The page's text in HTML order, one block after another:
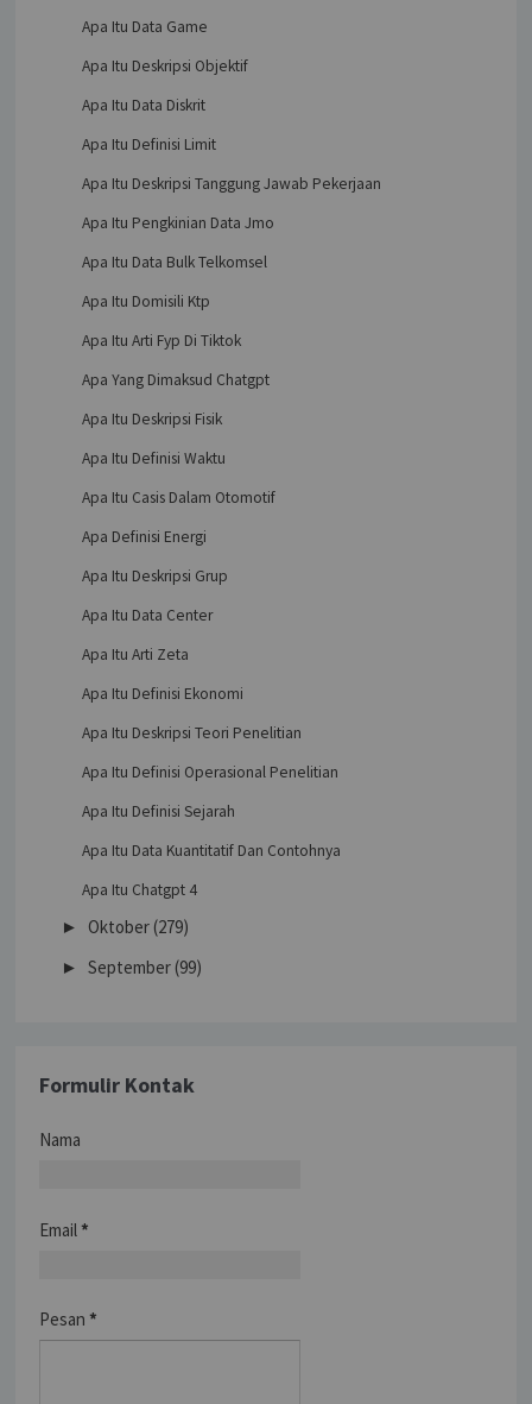
Apa Itu Data Game
Apa Itu Deskripsi Objektif
Apa Itu Data Diskrit
Apa Itu Definisi Limit
Apa Itu Deskripsi Tanggung Jawab Pekerjaan
Apa Itu Pengkinian Data Jmo
Apa Itu Data Bulk Telkomsel
Apa Itu Domisili Ktp
Apa Itu Arti Fyp Di Tiktok
Apa Yang Dimaksud Chatgpt
Apa Itu Deskripsi Fisik
Apa Itu Definisi Waktu
Apa Itu Casis Dalam Otomotif
Apa Definisi Energi
Apa Itu Deskripsi Grup
Apa Itu Data Center
Apa Itu Arti Zeta
Apa Itu Definisi Ekonomi
Apa Itu Deskripsi Teori Penelitian
Apa Itu Definisi Operasional Penelitian
Apa Itu Definisi Sejarah
Apa Itu Data Kuantitatif Dan Contohnya
Apa Itu Chatgpt 4
► Oktober (279)
►September (99)
Formulir Kontak
Nama
Email*
Pesan*